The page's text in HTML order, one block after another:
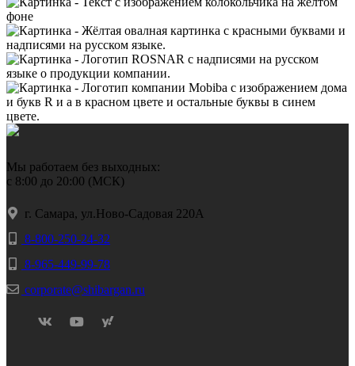
Мы работаем без выходных:
с 8:00 до 20:00 (МСК)
г. Самара, ул.Ново-Садовая 220А
8-800-250-24-32
8-965-449-99-78
corporate@shibargan.ru